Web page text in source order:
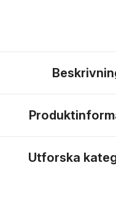
Utforska